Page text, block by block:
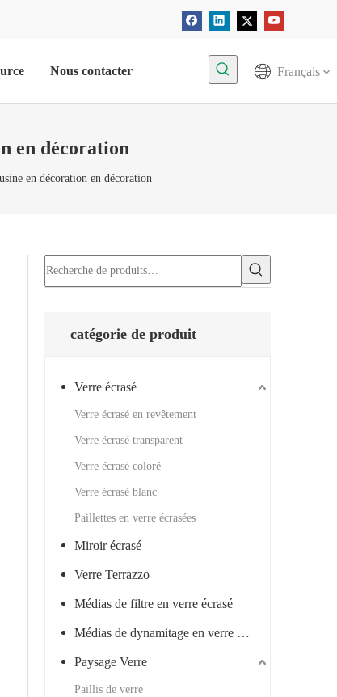
Nous contacter Français
en décoration
en décoration en décoration
catégorie de produit
Verre écrasé
Verre écrasé en revêtement
Verre écrasé transparent
Verre écrasé coloré
Verre écrasé blanc
Paillettes en verre écrasées
Miroir écrasé
Verre Terrazzo
Médias de filtre en verre écrasé
Médias de dynamitage en verre écrasé
Paysage Verre
Paillis de verre